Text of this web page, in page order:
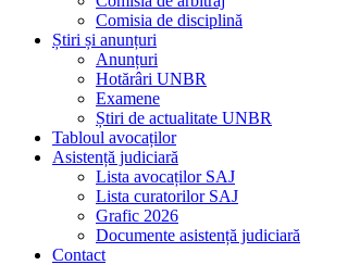
Comisia de disciplină
Știri și anunțuri
Anunțuri
Hotărâri UNBR
Examene
Știri de actualitate UNBR
Tabloul avocaților
Asistență judiciară
Lista avocaților SAJ
Lista curatorilor SAJ
Grafic 2026
Documente asistență judiciară
Contact